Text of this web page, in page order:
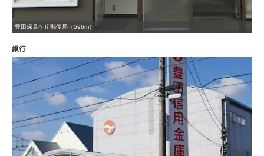
豊田保見ケ丘郵便局（596m）
銀行